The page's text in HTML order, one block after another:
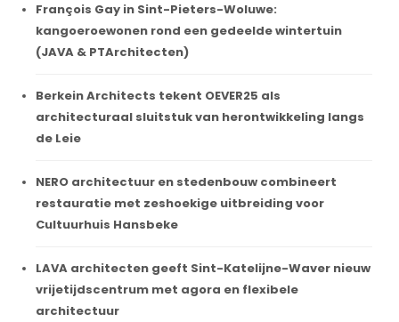
François Gay in Sint-Pieters-Woluwe:
kangoeroewonen rond een gedeelde wintertuin
(JAVA & PTArchitecten)
Berkein Architects tekent OEVER25 als
architecturaal sluitstuk van herontwikkeling langs
de Leie
NERO architectuur en stedenbouw combineert
restauratie met zeshoekige uitbreiding voor
Cultuurhuis Hansbeke
LAVA architecten geeft Sint-Katelijne-Waver nieuw
vrijetijdscentrum met agora en flexibele
architectuur